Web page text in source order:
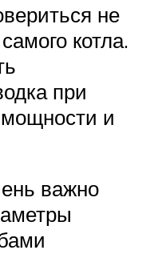
не
котла.
при
и
важно